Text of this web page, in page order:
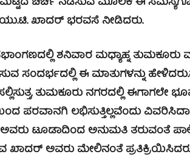
ಯು.ಟಿ. ಖಾದರ್ ಭರವಸೆ ನೀಡಿದರು.
ಶನಿವಾರ ಮಧ್ಯಾಹ್ನ
ಸಂದರ್ಭದಲ್ಲಿ ಈ ಮಾತುಗಳನ್ನು ಹೇಳಿದರು.
ತುಮಕೂರು ನಗರದಲ್ಲಿ ಈಗಾಗಲೇ
ಲಭಿಸುತ್ತಿಲ್ಲವೆಂದು
ಟೂಡಾದಿಂದ ಅನುಮತಿ ತರುವಂತೆ ಪಾಲಿಕೆ
ಅವರು ಮೇಲಿನಂತೆ